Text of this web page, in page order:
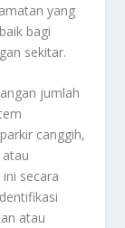
yang
bagi
sekitar.
jumlah
canggih,
secara
atau